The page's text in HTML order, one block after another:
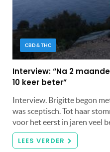
CBD & THC
Interview: “Na 2
10 keer beter”
Interview. Brigitte begon
was sceptisch. Tot haar
voor het eerst in jaren veel
LEES VERDER